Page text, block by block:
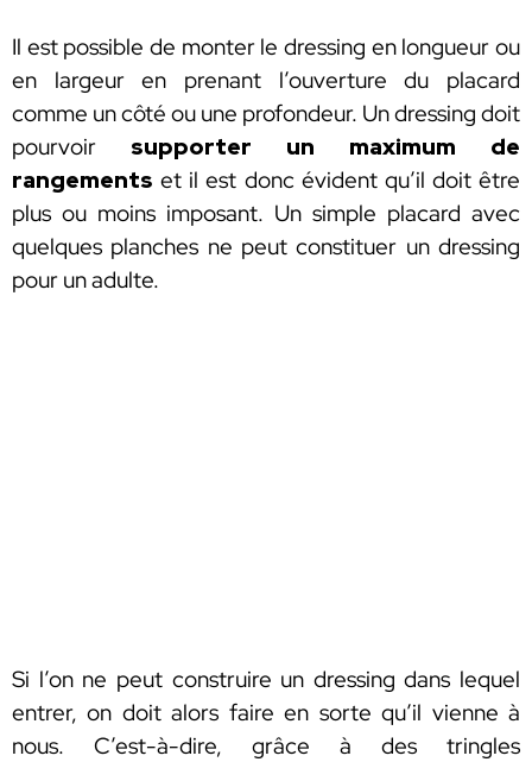
Il est possible de monter le dressing en longueur ou
en largeur en prenant l’ouverture du placard
comme un côté ou une profondeur. Un dressing doit
pourvoir supporter un maximum de
rangements et il est donc évident qu’il doit être
plus ou moins imposant. Un simple placard avec
quelques planches ne peut constituer un dressing
pour un adulte.
Si l’on ne peut construire un dressing dans lequel
entrer, on doit alors faire en sorte qu’il vienne à
nous. C’est-à-dire, grâce à des tringles